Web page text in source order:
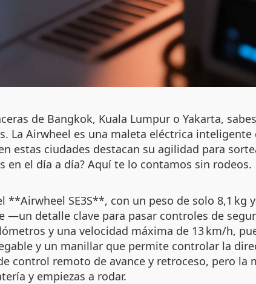
de Bangkok, Kuala Lumpur o Yakarta,
La Airwheel es una maleta eléctrica inteligente
estas ciudades destacan su agilidad para
en el día a día? Aquí te lo contamos sin rodeos.
SE3S**, con un peso de solo 8,1 kg
—un detalle clave para pasar controles de
y una velocidad máxima de 13 km/h,
y un manillar que permite controlar la
control remoto de avance y retroceso, pero la
y empiezas a rodar.